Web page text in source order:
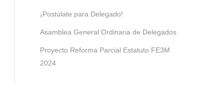
¡Postúlate para Delegado!
Asamblea General Ordinaria de Delegados
Proyecto Reforma Parcial Estatuto FE3M
2024